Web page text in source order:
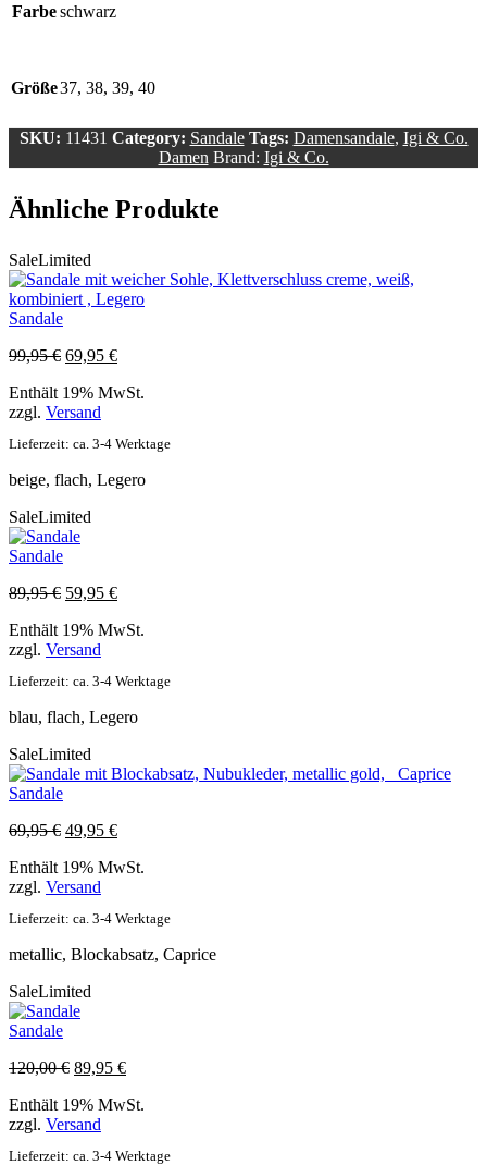
Farbeschwarz
Größe37, 38, 39, 40
SKU: 11431 Category: Sandale Tags: Damensandale, Igi & Co.
Damen Brand: Igi & Co.
Ähnliche Produkte
SaleLimited
Sandale
99,95€ Ursprünglicher
war:
99,95 €
69,95 €Aktueller
ist:
Enthält 19% MwSt.
zzgl. Versand
Lieferzeit: ca. 3-4 Werktage
beige, flach, Legero
SaleLimited
Sandale
89,95€ Ursprünglicher
war:
89,95 €
59,95 €Aktueller
ist:
Enthält 19% MwSt.
zzgl. Versand
Lieferzeit: ca. 3-4 Werktage
blau, flach, Legero
SaleLimited
Sandale
69,95€ Ursprünglicher
war:
69,95 €
49,95 €Aktueller
ist:
Enthält 19% MwSt.
zzgl. Versand
Lieferzeit: ca. 3-4 Werktage
metallic, Blockabsatz, Caprice
SaleLimited
Sandale
120,00€ Ursprünglicher
war:
120,00 €
89,95 €Aktueller
ist:
Enthält 19% MwSt.
zzgl. Versand
Lieferzeit: ca. 3-4 Werktage